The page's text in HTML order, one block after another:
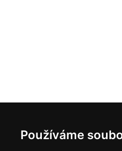
Používáme